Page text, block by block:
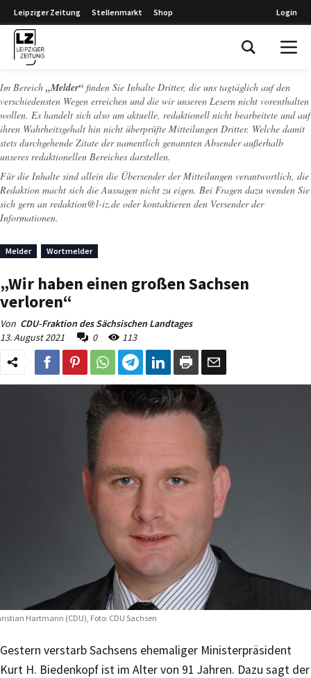
Leipziger Zeitung Stellenmarkt Shop Login
Im Bereich „Melder“ finden Sie Inhalte Dritter, die uns tagtäglich auf den
verschiedensten Wegen erreichen und die wir unseren Lesern nicht vorenthalten
wollen. Es handelt sich also um aktuelle, redaktionell nicht bearbeitete und auf
ihren Wahrheitsgehalt hin nicht überprüfte Mitteilungen Dritter. Welche damit
stets durchgehende Zitate der namentlich genannten Absender außerhalb
unseres redaktionellen Bereiches darstellen.
Für die Inhalte sind allein die Übersender der Mitteilungen verantwortlich, die
Redaktion macht sich die Aussagen nicht zu eigen. Bei Fragen dazu wenden Sie
sich gern an redaktion@l-iz.de oder kontaktieren den Versender der
Informationen.
Melder Wortmelder
„Wir haben einen großen Sachsen
verloren“
Von CDU-Fraktion des Sächsischen Landtages
13. August 2021
0 113
Hartmann (CDU), Foto: CDU Sachsen
Gestern verstarb Sachsens ehemaliger Ministerpräsident
Kurt H. Biedenkopf ist im Alter von 91 Jahren. Dazu sagt der